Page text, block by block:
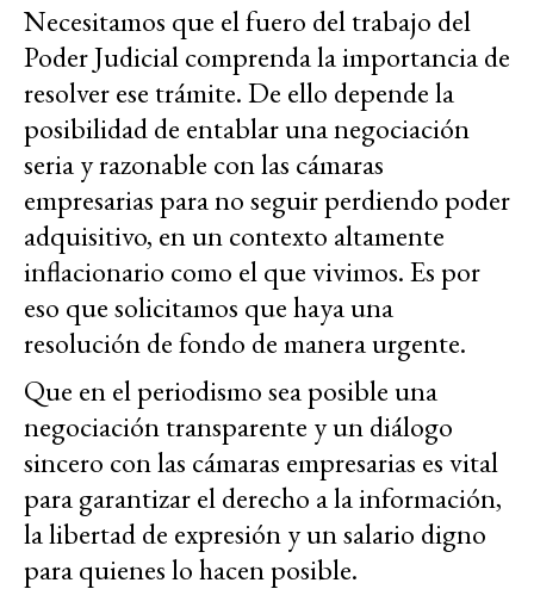
Necesitamos que el fuero del trabajo del
Poder Judicial comprenda la importancia de
resolver ese trámite. De ello depende la
posibilidad de entablar una negociación
seria y razonable con las cámaras
empresarias para no seguir perdiendo poder
adquisitivo, en un contexto altamente
inflacionario como el que vivimos. Es por
eso que solicitamos que haya una
resolución de fondo de manera urgente.
Que en el periodismo sea posible una
negociación transparente y un diálogo
sincero con las cámaras empresarias es vital
para garantizar el derecho a la información,
la libertad de expresión y un salario digno
para quienes lo hacen posible.